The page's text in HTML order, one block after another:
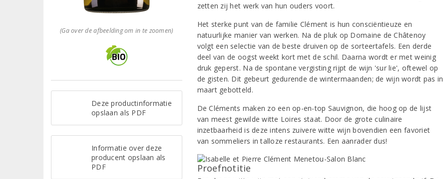
(Ga over de afbeelding om in te zoomen)
Deze productinformatie
opslaan als PDF
Informatie over deze
producent opslaan als
PDF
zetten zij het werk van hun ouders voort.
Het sterke punt van de familie Clément is hun consciëntieuze en
natuurlijke manier van werken. Na de pluk op Domaine de Châtenoy
volgt een selectie van de beste druiven op de sorteertafels. Een derde
deel van de oogst weekt kort met de schil. Daarna wordt er met weinig
druk geperst. Na de spontane vergisting rijpt de wijn 'sur lie', oftewel op
de gisten. Dit gebeurt gedurende de wintermaanden; de wijn wordt pas in
maart gebotteld.
De Cléments maken zo een op-en-top Sauvignon, die hoog op de lijst
van meest gewilde witte Loires staat. Door de grote culinaire
inzetbaarheid is deze intens zuivere witte wijn bovendien een favoriet
van sommeliers in talloze restaurants. Een aanrader dus!
Proefnotitie